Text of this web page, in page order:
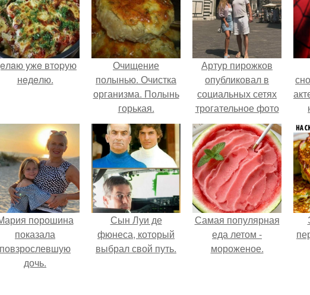
yжe втopую
нeдeлю.
Очищение
полынью. Очистка
организма. Полынь
горькая.
Артур пирожков
опубликовал в
социальных сетях
трогательное фото
с супругой
Анжеликой,
сделанное во
время их недавнего
путешествия в
Италию.
порошина
показала
повзрослевшую
дочь.
Сын Луи де
фюнеса, который
выбрал свой путь.
Самая популярная
еда летом -
мороженое.